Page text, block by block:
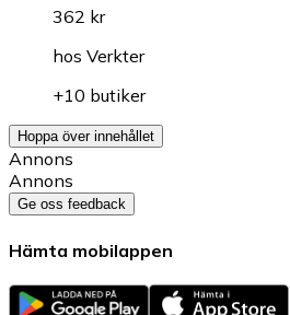
362 kr
hos Verkter
+10 butiker
Hoppa över innehållet
Annons
Annons
Ge oss feedback
Hämta mobilappen